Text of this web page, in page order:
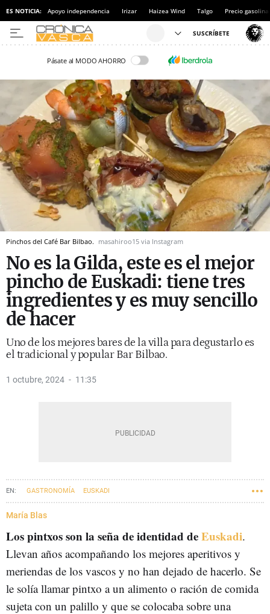
ES NOTICIA: Apoyo independencia Irizar Haizea Wind Talgo Precio gasolina
Pásate al MODO AHORRO
Pinchos del Café Bar Bilbao. masahiroo15 via Instagram
No es la Gilda, este es el mejor
pincho de Euskadi: tiene tres
ingredientes y es muy sencillo
de hacer
Uno de los mejores bares de la villa para degustarlo es
el tradicional y popular Bar Bilbao.
1 octubre, 2024 11:35
GASTRONOMÍA EUSKADI
María Blas
Los pintxos son la seña de identidad deEuskadi.
Llevan años acompañando los mejores aperitivos y
meriendas de los vascos y no han dejado de hacerlo. Se
le solía llamar pintxo a un alimento o ración de comida
sujeta con un palillo y que se colocaba sobre una